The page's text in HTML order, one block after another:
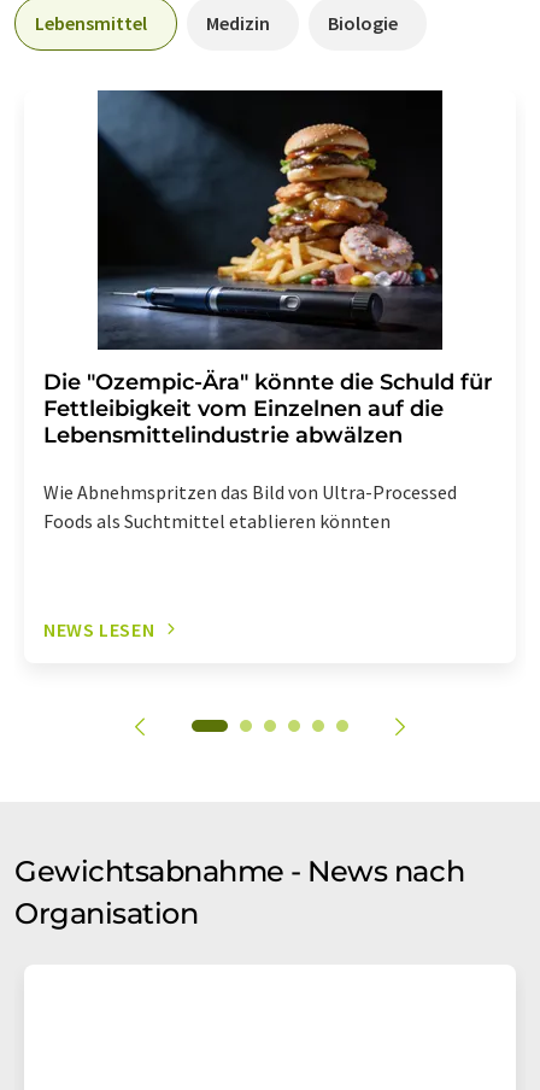
Lebensmittel Medizin Biologie
Die "Ozempic-Ära" könnte die Schuld für
Fettleibigkeit vom Einzelnen auf die
Lebensmittelindustrie abwälzen
Wie Abnehmspritzen das Bild von Ultra-Processed
Foods als Suchtmittel etablieren könnten
NEWS LESEN
Gewichtsabnahme - News nach
Organisation